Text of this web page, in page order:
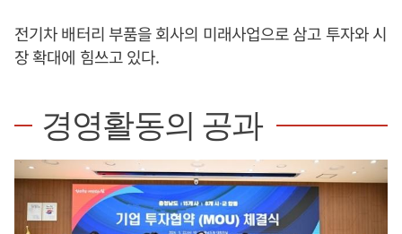
전기차 배터리 부품을 회사의 미래사업으로 삼고 투자와 시
장 확대에 힘쓰고 있다.
경영활동의 공과